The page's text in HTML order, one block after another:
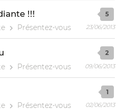
!!!
Présentez-vous
5
23/06/2013
Présentez-vous
2
09/06/2013
Présentez-vous
1
02/06/2013